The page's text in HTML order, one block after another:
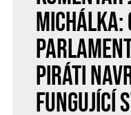
Michálka:
Piráti
fungující